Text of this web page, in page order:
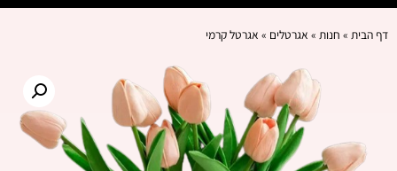
דף הבית » חנות » אגרטלים » אגרטל קרמי